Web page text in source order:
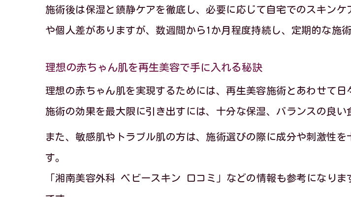
施術後は保湿と鎮静ケアを徹底し、必要に応じて自宅でのスキン
や個人差がありますが、数週間から1か月程度持続し、定期的な施
理想の赤ちゃん肌を再生美容で手に入れる秘訣
理想の赤ちゃん肌を実現するためには、再生美容施術とあわせて
施術の効果を最大限に引き出すには、十分な保湿、バランスの良い
また、敏感肌やトラブル肌の方は、施術選びの際に成分や刺激性
す。
「湘南美容外科 ベビースキン 口コミ」などの情報も参考になり